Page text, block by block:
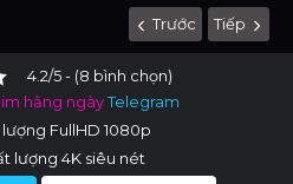
Trước Tiếp
4.2/5 - (8 bình chọn)
hằng ngàyTelegram
FullHD 1080p
lượng 4K siêu nét